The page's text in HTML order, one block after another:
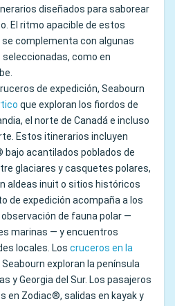
diseñados para saborear
El ritmo apacible de estos
complementa con algunas
como en
de expedición, Seabourn
que exploran los fiordos de
el norte de Canadá e incluso
Estos itinerarios incluyen
acantilados poblados de
glaciares y casquetes polares,
aldeas inuit o sitios históricos
de expedición acompaña a los
de fauna polar —
marinas — y encuentros
locales. Los cruceros en la
exploran la península
y Georgia del Sur. Los pasajeros
en Zodiac®, salidas en kayak y